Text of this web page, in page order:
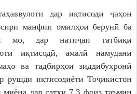
дар иқтисоди ҷаҳон
манфии омилҳои берунӣ ба
мо, дар натиҷаи татбиқи
иқтисодӣ, амалӣ намудани
ва тадбирҳои зиддибуҳронӣ
рушди иқтисодиёти Тоҷикистон
миёна дар сатҳи 7,3 фоиз таъмин